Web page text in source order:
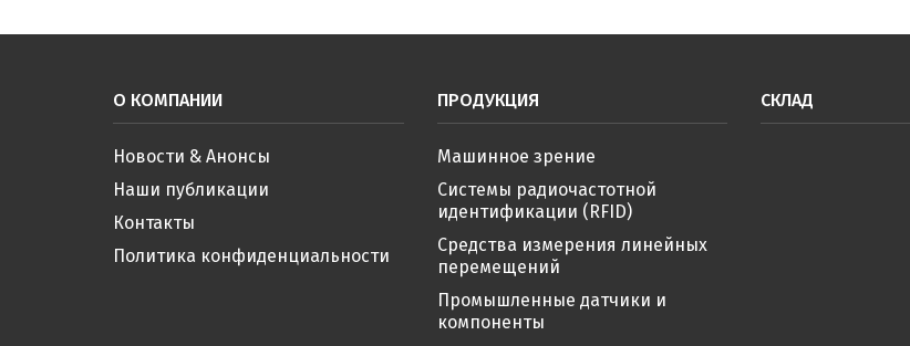
О КОМПАНИИ
Новости & Анонсы
Наши публикации
Контакты
Политика конфиденциальности
ПРОДУКЦИЯ
Машинное зрение
Системы радиочастотной
идентификации (RFID)
Средства измерения линейных
перемещений
Промышленные датчики и
компоненты
СКЛАД